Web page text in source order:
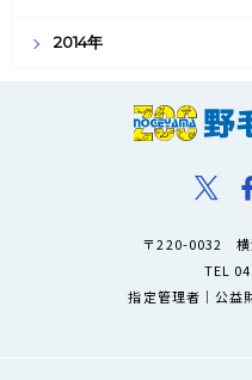
2014年
〒220-0032 横
TEL
指定管理者｜公益